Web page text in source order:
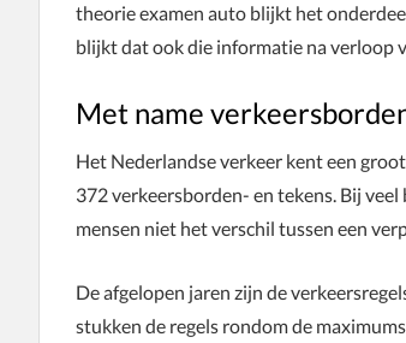
theorie examen auto blijkt het
blijkt dat ook die informatie na verloop
Met name
Het Nederlandse verkeer kent een
372 verkeersborden- en tekens. Bij
mensen niet het verschil tussen een
De afgelopen jaren zijn de
stukken de regels rondom de